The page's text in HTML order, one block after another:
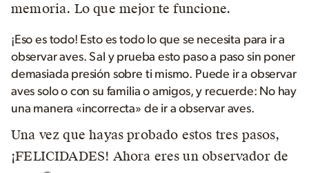
memoria. Lo que mejor te funcione.
¡Eso es todo! Esto es todo lo que se necesita para ir a
observar aves. Sal y prueba esto paso a paso sin poner
demasiada presión sobre ti mismo. Puede ir a observar
aves solo o con su familia o amigos, y recuerde: No hay
una manera «incorrecta» de ir a observar aves.
Una vez que hayas probado estos tres pasos,
¡FELICIDADES! Ahora eres un observador de